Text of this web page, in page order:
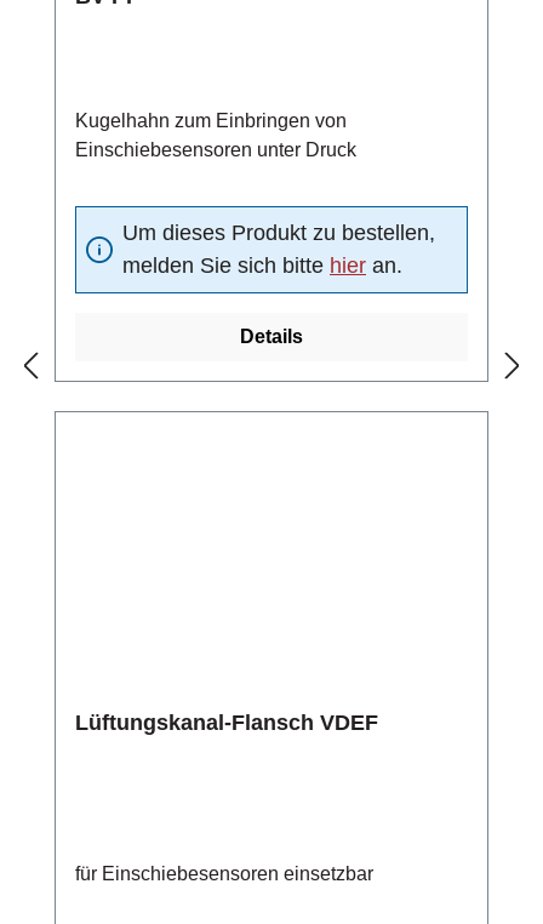
Kugelhahn zum Einbringen von
Einschiebesensoren unter Druck
Um dieses Produkt zu bestellen,
melden Sie sich bitte hier an.
Details
Lüftungskanal-Flansch VDEF
für Einschiebesensoren einsetzbar